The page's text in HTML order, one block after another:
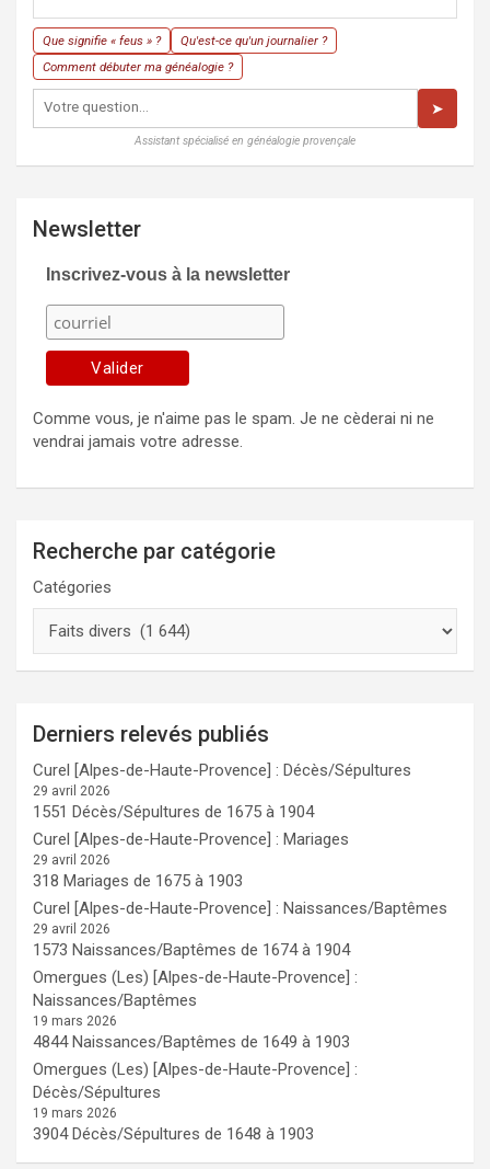
Que signifie « feus » ?
Qu'est-ce qu'un journalier ?
Comment débuter ma généalogie ?
➤
Assistant spécialisé en généalogie provençale
Newsletter
Inscrivez-vous à la newsletter
Comme vous, je n'aime pas le spam. Je ne cèderai ni ne
vendrai jamais votre adresse.
Recherche par catégorie
Catégories
Derniers relevés publiés
Curel [Alpes-de-Haute-Provence] : Décès/Sépultures
29 avril 2026
1551 Décès/Sépultures de 1675 à 1904
Curel [Alpes-de-Haute-Provence] : Mariages
29 avril 2026
318 Mariages de 1675 à 1903
Curel [Alpes-de-Haute-Provence] : Naissances/Baptêmes
29 avril 2026
1573 Naissances/Baptêmes de 1674 à 1904
Omergues (Les) [Alpes-de-Haute-Provence] :
Naissances/Baptêmes
19 mars 2026
4844 Naissances/Baptêmes de 1649 à 1903
Omergues (Les) [Alpes-de-Haute-Provence] :
Décès/Sépultures
19 mars 2026
3904 Décès/Sépultures de 1648 à 1903